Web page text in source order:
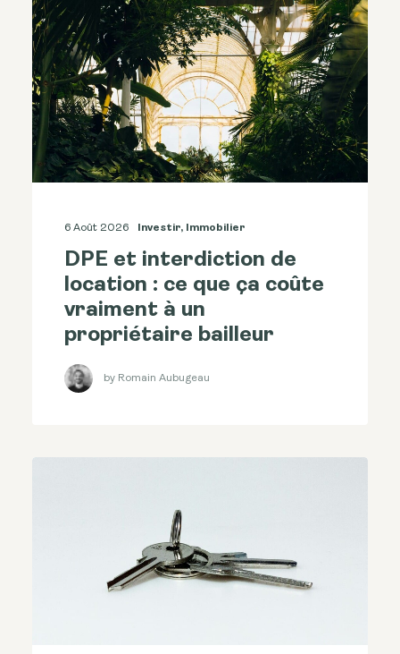
6 Août 2026 Investir, Immobilier
DPE et interdiction de
location : ce que ça coûte
vraiment à un
propriétaire bailleur
by Romain Aubugeau